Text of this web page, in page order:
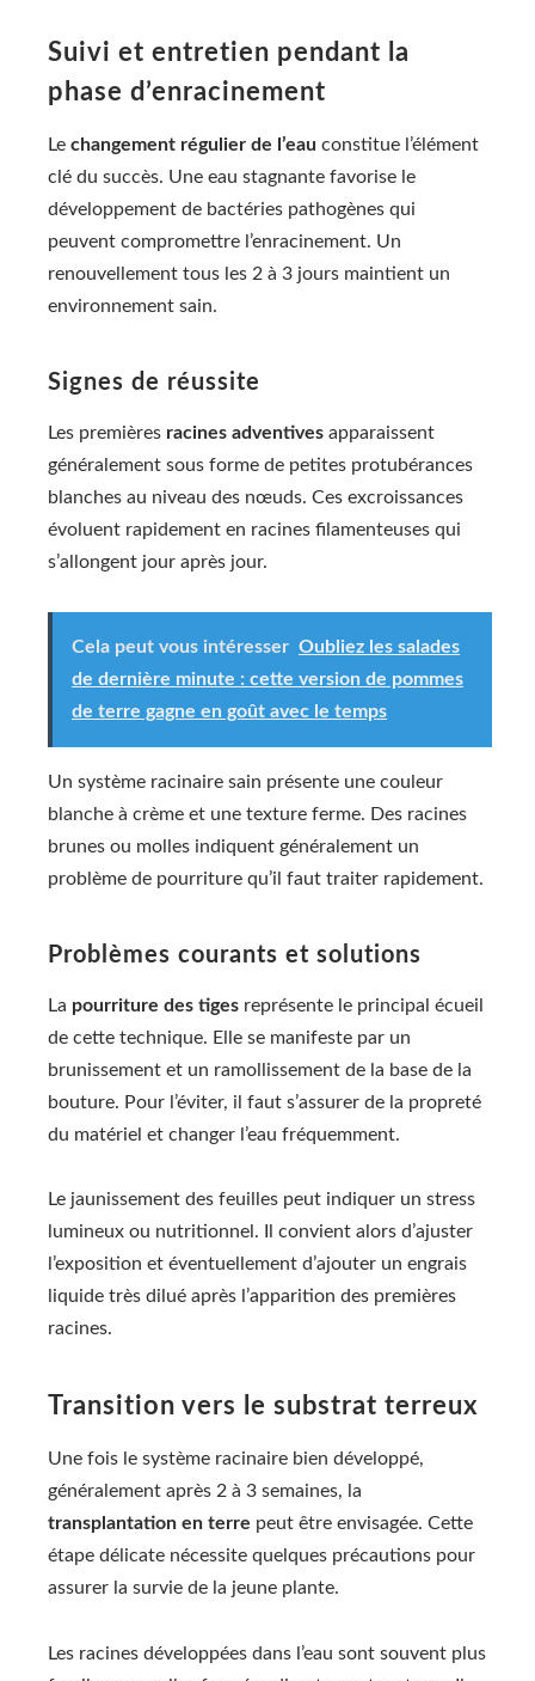
Suivi et entretien pendant la
phase d’enracinement
Le changement régulier de l’eau constitue l’élément
clé du succès. Une eau stagnante favorise le
développement de bactéries pathogènes qui
peuvent compromettre l’enracinement. Un
renouvellement tous les 2 à 3 jours maintient un
environnement sain.
Signes de réussite
Les premières racines adventives apparaissent
généralement sous forme de petites protubérances
blanches au niveau des nœuds. Ces excroissances
évoluent rapidement en racines filamenteuses qui
s’allongent jour après jour.
Cela peut vous intéresser Oubliez les salades
de dernière minute : cette version de pommes
de terre gagne en goût avec le temps
Un système racinaire sain présente une couleur
blanche à crème et une texture ferme. Des racines
brunes ou molles indiquent généralement un
problème de pourriture qu’il faut traiter rapidement.
Problèmes courants et solutions
La pourriture des tiges représente le principal écueil
de cette technique. Elle se manifeste par un
brunissement et un ramollissement de la base de la
bouture. Pour l’éviter, il faut s’assurer de la propreté
du matériel et changer l’eau fréquemment.
Le jaunissement des feuilles peut indiquer un stress
lumineux ou nutritionnel. Il convient alors d’ajuster
l’exposition et éventuellement d’ajouter un engrais
liquide très dilué après l’apparition des premières
racines.
Transition vers le substrat terreux
Une fois le système racinaire bien développé,
généralement après 2 à 3 semaines, la
transplantation en terre peut être envisagée. Cette
étape délicate nécessite quelques précautions pour
assurer la survie de la jeune plante.
Les racines développées dans l’eau sont souvent plus